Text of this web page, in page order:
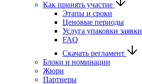
Как принять участие
Этапы и сроки
Ценовые периоды
Услуга упаковки заявки
FAQ
Скачать регламент
Блоки и номинации
Жюри
Партнеры